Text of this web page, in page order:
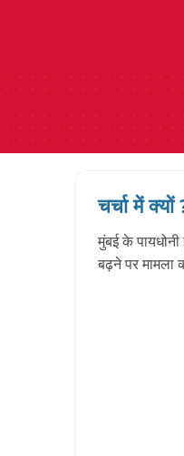
चर्चा में क्यों
मुंबई के
बढ़ने पर मामला